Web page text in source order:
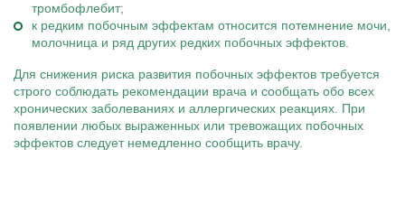
тромбофлебит;
к редким побочным эффектам относится потемнение мочи,
молочница и ряд других редких побочных эффектов.
Для снижения риска развития побочных эффектов требуется
строго соблюдать рекомендации врача и сообщать обо всех
хронических заболеваниях и аллергических реакциях. При
появлении любых выраженных или тревожащих побочных
эффектов следует немедленно сообщить врачу.